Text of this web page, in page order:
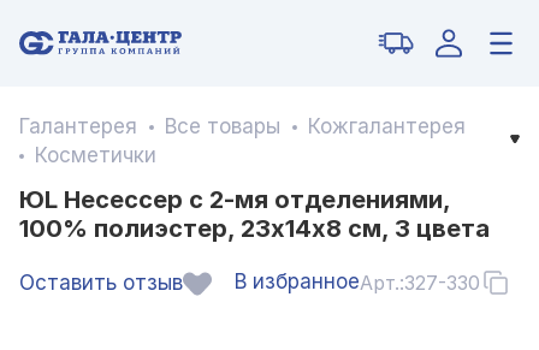
Галантерея Все товары
Кожгалантерея
Косметички
ЮL Несессер с 2-мя отделениями,
100% полиэстер, 23х14х8 см, 3 цвета
Оставить отзыв В избранноеАрт.:327-330